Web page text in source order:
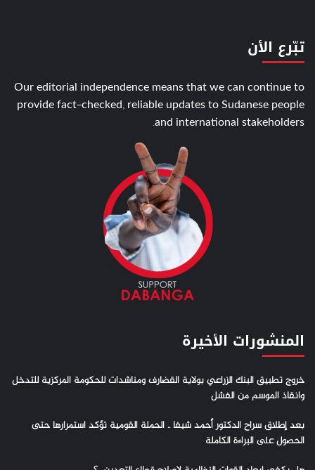
تبّرع الأن
Our editorial independence means that we can continue to
provide fact-checked, reliable updates to Sudanese people
and international stakeholders.
المنشورات الأخيرة
خروج تطبيق البنك الزراعي بولاية القضارف ومناشدات للحكومة المركزية للتدخل
وانقاذ الموسم من الفشل
بعد إطلاق سراح الدكتور أحمد شيفا .. الحملة القومية تؤكد استمرارها حتى
الحصول على البراءة الكاملة